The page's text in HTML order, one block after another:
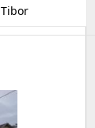
Tibor